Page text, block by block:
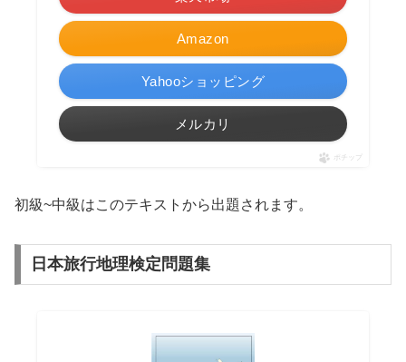
Amazon
Yahooショッピング
メルカリ
ポチップ
初級~中級はこのテキストから出題されます。
日本旅行地理検定問題集